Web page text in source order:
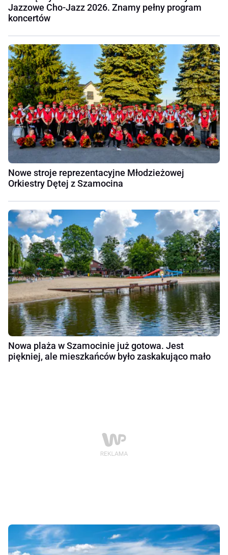
Jazzowe Cho-Jazz 2026. Znamy pełny program
koncertów
Nowe stroje reprezentacyjne Młodzieżowej
Orkiestry Dętej z Szamocina
Nowa plaża w Szamocinie już gotowa. Jest
piękniej, ale mieszkańców było zaskakująco mało